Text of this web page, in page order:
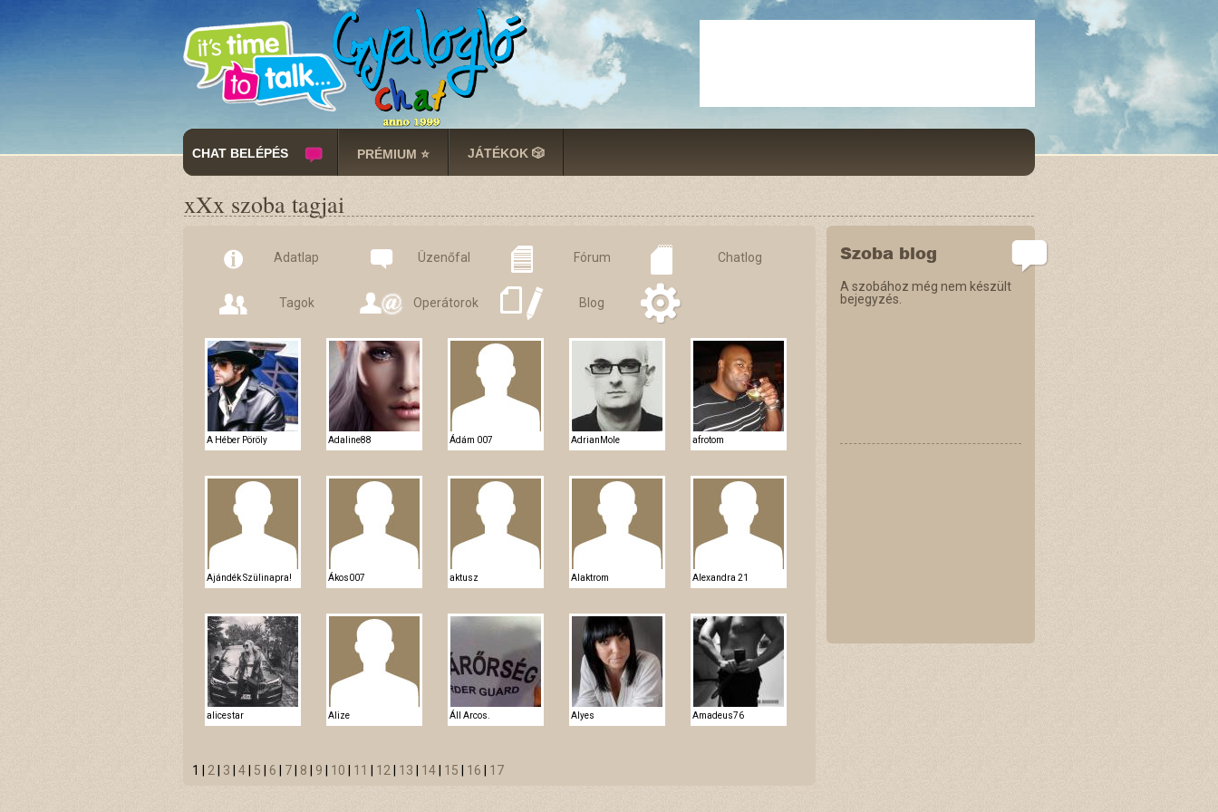
CHAT BELÉPÉS PRÉMIUM ⭐ JÁTÉKOK 🎲
xXx szoba tagjai
Adatlap Üzenőfal Fórum Chatlog
Tagok Operátorok Blog
A Héber Pöröly Adaline88 Ádám 007 AdrianMole afrotom
Ajándék Szülinapra! Ákos007 aktusz Alaktrom Alexandra 21
alicestar Alize Áll Arcos. Alyes Amadeus76
1 | 2 3 4 5 6 7 8 9 10 11 12 13 14 15 16 17
Szoba blog
A szobához még nem készült
bejegyzés.